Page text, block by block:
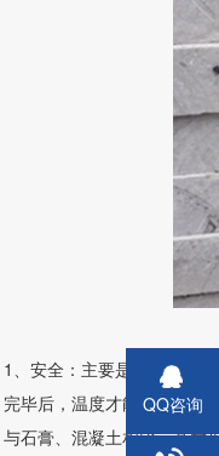
1、安全：主要是指其耐火
完毕后，温度才能从其分解
与石膏、混凝土相比，其耐
QQ咨询